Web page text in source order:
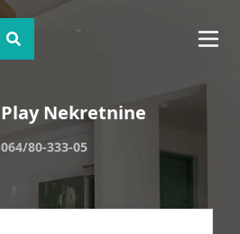
Play Nekretnine
064/80-333-05